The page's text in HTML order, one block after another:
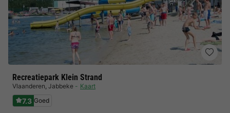
Recreatiepark Klein Strand
Vlaanderen, Jabbeke Kaart
7.3 Goed